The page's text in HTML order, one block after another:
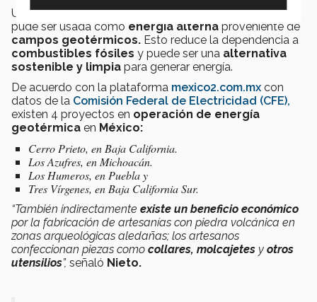
Usada de forma adecuada este tipo de agua también
pude ser usada como energía alterna proveniente de
campos geotérmicos. Esto reduce la dependencia a
combustibles fósiles y puede ser una alternativa
sostenible y limpia para generar energía.
De acuerdo con la plataforma mexico2.com.mx con
datos de la Comisión Federal de Electricidad (CFE),
existen 4 proyectos en operación de energía
geotérmica en México:
Cerro Prieto, en Baja California.
Los Azufres, en Michoacán.
Los Humeros, en Puebla y
Tres Vírgenes, en Baja California Sur.
“También indirectamente existe un beneficio económico
por la fabricación de artesanías con piedra volcánica en
zonas arqueológicas aledañas; los artesanos
confeccionan piezas como collares, molcajetes y otros
utensilios”, señaló Nieto.